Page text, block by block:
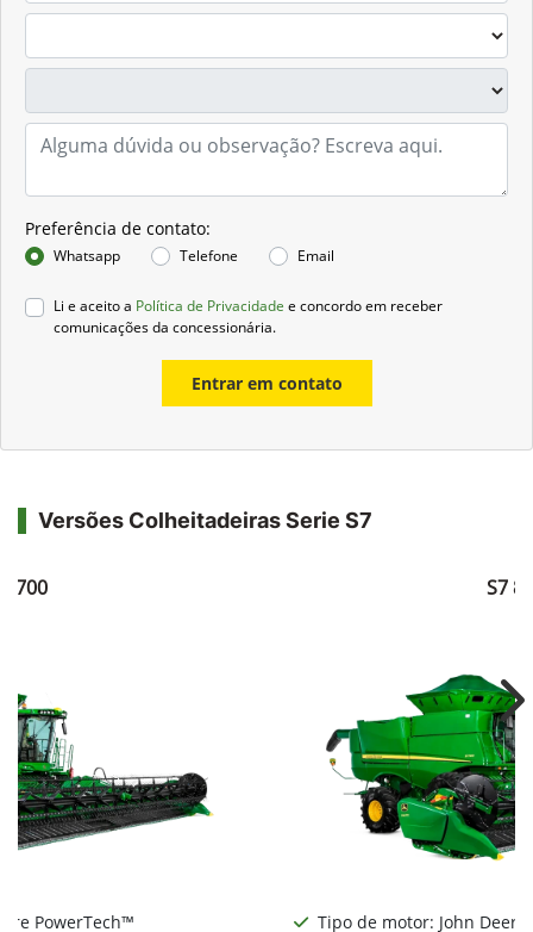
Preferência de contato:
Whatsapp Telefone Email
Li e aceito a Política de Privacidade e concordo em receber
comunicações da concessionária.
Entrar em contato
Versões Colheitadeiras Serie S7
700
PowerTech™
S7
Tipo de motor: John Deere